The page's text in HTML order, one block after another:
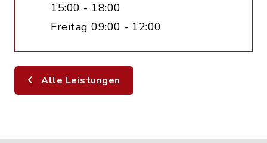
15:00 - 18:00
Freitag 09:00 - 12:00
Alle Leistungen